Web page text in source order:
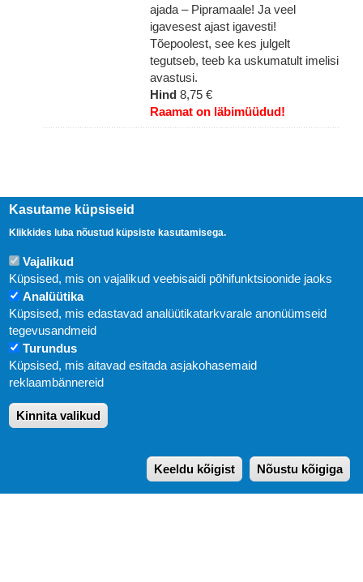
ajada – Pipramaale! Ja veel
igavesest ajast igavesti!
Tõepoolest, see kes julgelt
tegutseb, teeb ka uskumatult imelisi
avastusi.
Hind 8,75 €
Raamat on läbimüüdud!
Uudised
KIRJASTUS PEGASUS OÜ © 2020
Paldiski mnt. 29 (A korpus VI korrus), Tallinn
E-post:pegasus[at]pegasus.ee
Kasutame küpsiseid
Klikkides luba nõustud küpsiste kasutamisega.
Vajalikud
Küpsised, mis on vajalikud veebisaidi põhifunktsioonide jaoks
Analüütika
Küpsised, mis edastavad analüütikatarkvarale anonüümseid
tegevusandmeid
Turundus
Küpsised, mis aitavad esitada asjakohasemaid
reklaambännereid
Kinnita valikud
Keeldu kõigist Nõustu kõigiga